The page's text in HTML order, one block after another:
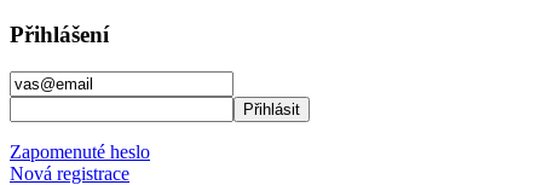
Přihlášení
Zapomenuté heslo
Nová registrace